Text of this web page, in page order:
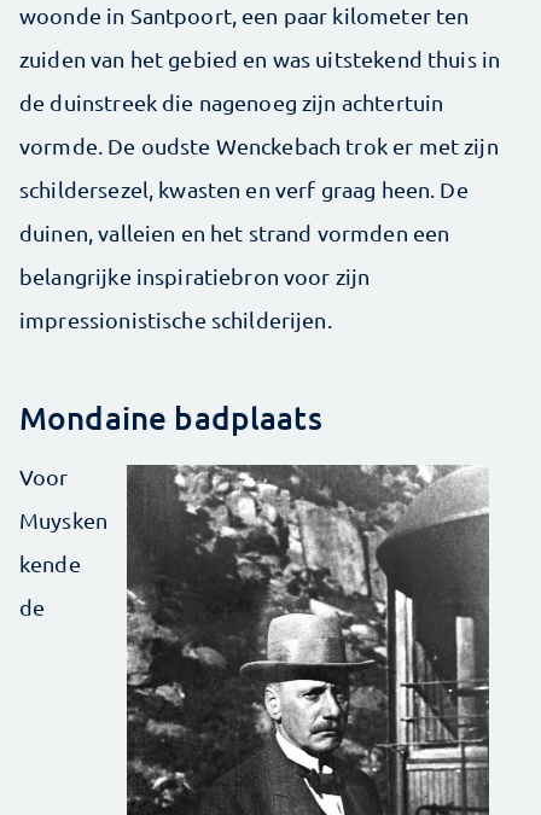
woonde in Santpoort, een paar kilometer ten
zuiden van het gebied en was uitstekend thuis in
de duinstreek die nagenoeg zijn achtertuin
vormde. De oudste Wenckebach trok er met zijn
schildersezel, kwasten en verf graag heen. De
duinen, valleien en het strand vormden een
belangrijke inspiratiebron voor zijn
impressionistische schilderijen.
Mondaine badplaats
Voor
Muysken
kende
de